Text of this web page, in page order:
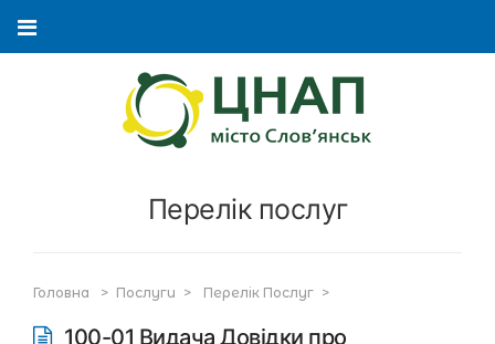
Перелік послуг
Головна > Послуги > Перелік Послуг >
100-01 Видача Довідки про